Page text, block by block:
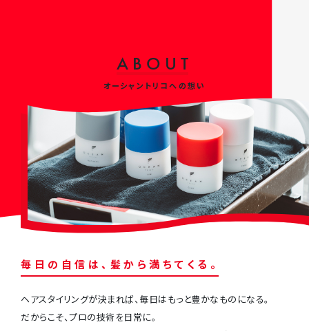
A B O U T
オーシャントリコへの想い
毎 ⽇ の ⾃ 信 は 、 髪 か ら 満 ち て く る 。
ヘアスタイリングが決まれば、毎⽇はもっと豊かなものになる。
だからこそ、プロの技術を⽇常に。